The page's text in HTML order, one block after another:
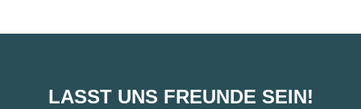
LASST UNS FREUNDE SEIN!